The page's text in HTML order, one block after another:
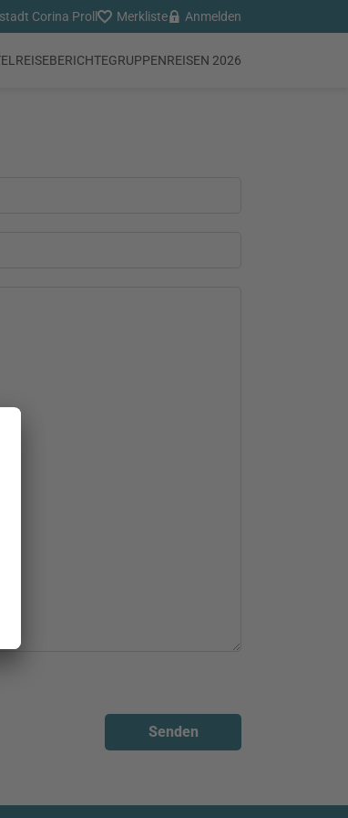
Corina Proll Merkliste Anmelden
REISEBERICHTEGRUPPENREISEN 2026
Senden